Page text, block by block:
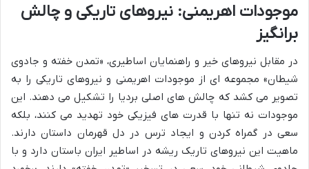
موجودات اهریمنی: نیروهای تاریکی و چالش
برانگیز
در مقابل نیروهای خیر و راهنمایان اساطیری، «تمدن خفته و جادوی
شیطان» مجموعه ای از موجودات اهریمنی و نیروهای تاریکی را به
تصویر می کشد که چالش های اصلی بردیا را تشکیل می دهند. این
موجودات نه تنها با قدرت های فیزیکی خود تهدید می کنند، بلکه
سعی در گمراه کردن و ایجاد ترس در دل قهرمان داستان دارند.
ماهیت این نیروهای تاریک ریشه در اساطیر ایران باستان دارد و با